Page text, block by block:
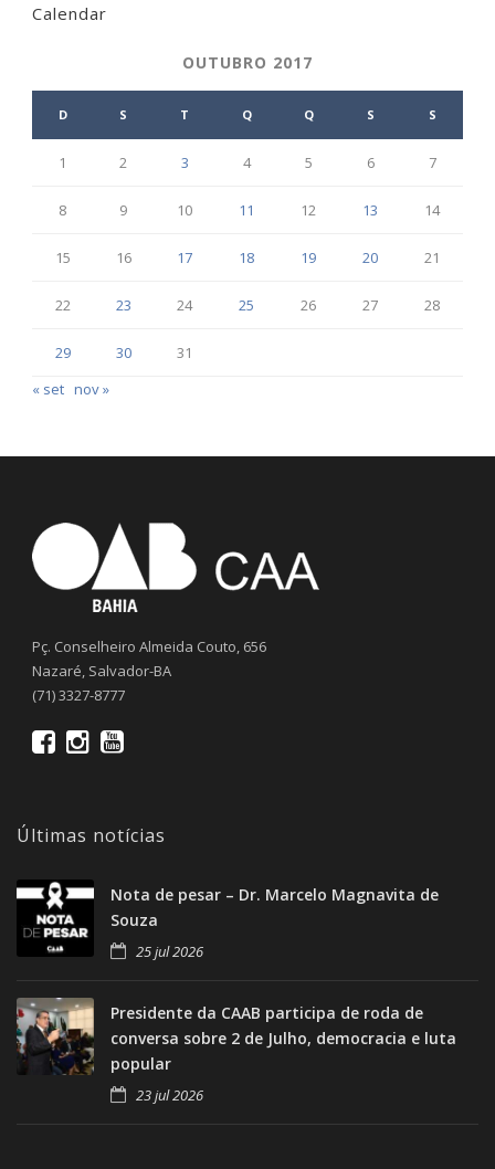
Calendar
OUTUBRO 2017
D S T Q Q S S
1 2 3 4 5 6 7
8 9 10 11 12 13 14
15 16 17 18 19 20 21
22 23 24 25 26 27 28
29 30
31
« set nov »
Pç. Conselheiro Almeida Couto, 656
Nazaré, Salvador-BA
(71) 3327-8777
Últimas notícias
Nota de pesar – Dr. Marcelo Magnavita de
Souza
25 jul 2026
Presidente da CAAB participa de roda de
conversa sobre 2 de Julho, democracia e luta
popular
23 jul 2026